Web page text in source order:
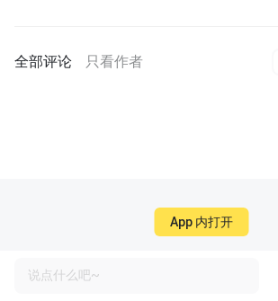
全部评论 只看作者
说点什么吧~
App 内打开